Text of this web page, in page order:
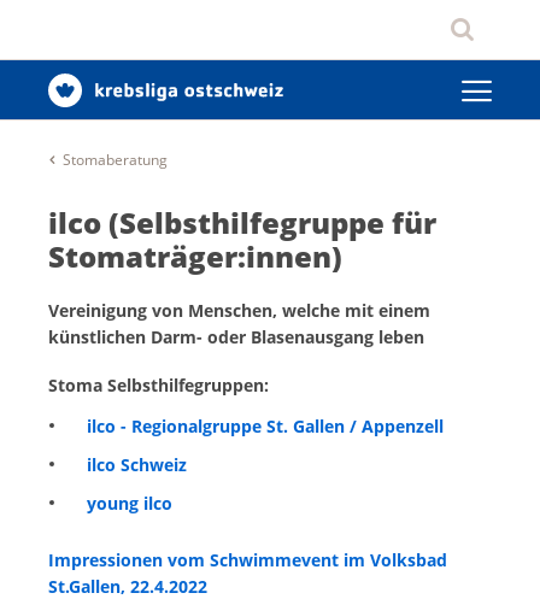
Stomaberatung
ilco (Selbsthilfegruppe für
Stomaträger:innen)
Vereinigung von Menschen, welche mit einem
künstlichen Darm- oder Blasenausgang leben
Stoma Selbsthilfegruppen:
ilco - Regionalgruppe St. Gallen / Appenzell
ilco Schweiz
young ilco
Impressionen vom Schwimmevent im Volksbad
St.Gallen, 22.4.2022